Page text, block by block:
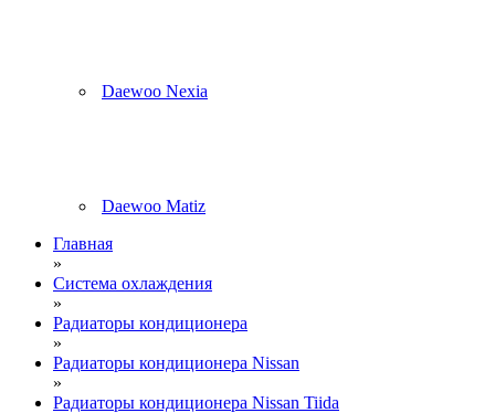
Daewoo Nexia
Daewoo Matiz
Главная
»
Система охлаждения
»
Радиаторы кондиционера
»
Радиаторы кондиционера Nissan
»
Радиаторы кондиционера Nissan Tiida